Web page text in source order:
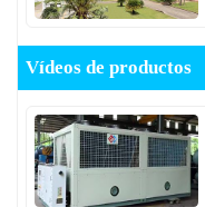
Vídeos de productos